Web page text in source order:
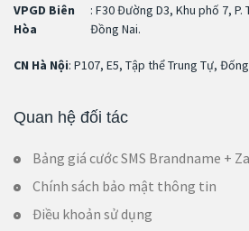
VPGD Biên
Hòa
: F30 Đường D3, Khu phố 7, P.
Đồng Nai.
CN Hà Nội: P107, E5, Tập thể Trung Tự,
Quan hệ đối tác
Bảng giá cước SMS Brandname +
Chính sách bảo mật thông tin
Điều khoản sử dụng